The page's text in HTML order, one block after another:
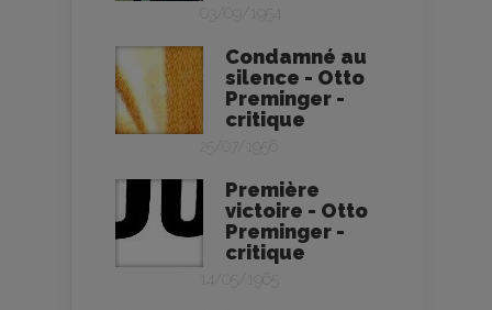
03/09/1954
Condamné au
silence - Otto
Preminger -
critique
Première
victoire - Otto
Preminger -
critique
14/05/1965